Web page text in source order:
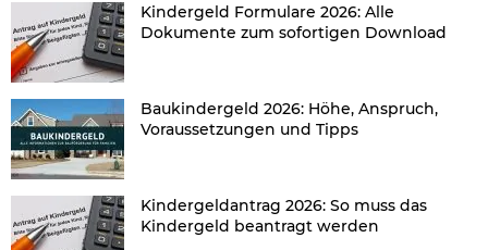
Kindergeld Formulare 2026: Alle
Dokumente zum sofortigen Download
Baukindergeld 2026: Höhe, Anspruch,
Voraussetzungen und Tipps
Kindergeldantrag 2026: So muss das
Kindergeld beantragt werden